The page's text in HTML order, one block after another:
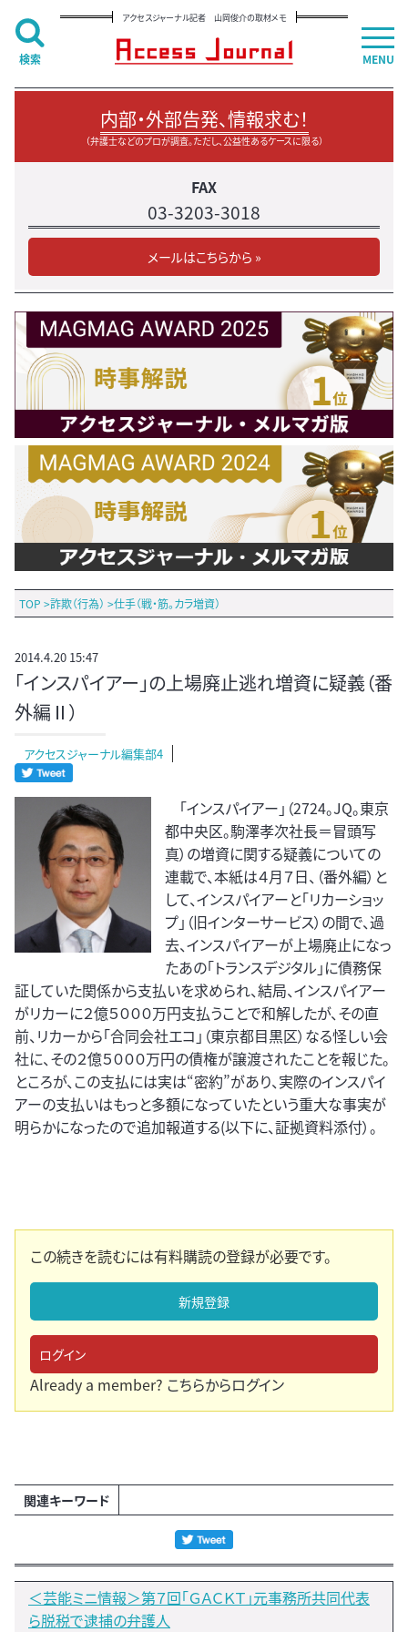
アクセスジャーナル記者 山岡俊介の取材メモ
内部・外部告発、情報求む！
（弁護士などのプロが調査。ただし、公益性あるケースに限る）
FAX
03-3203-3018
メールはこちらから »
TOP >詐欺（行為） >仕手（戦・筋。カラ増資）
2014.4.20 15:47
「インスパイアー」の上場廃止逃れ増資に疑義（番
外編Ⅱ）
アクセスジャーナル編集部4
「インスパイアー」（2724。JQ。東京
都中央区。駒澤孝次社長＝冒頭写
真）の増資に関する疑義についての
連載で、本紙は４月７日、（番外編）と
して、インスパイアーと「リカーショッ
プ」（旧インターサービス）の間で、過
去、インスパイアーが上場廃止になっ
たあの「トランスデジタル」に債務保
証していた関係から支払いを求められ、結局、インスパイアー
がリカーに２億５０００万円支払うことで和解したが、その直
前、リカーから「合同会社エコ」（東京都目黒区）なる怪しい会
社に、その２億５０００万円の債権が譲渡されたことを報じた。
ところが、この支払には実は“密約”があり、実際のインスパイ
アーの支払いはもっと多額になっていたという重大な事実が
明らかになったので追加報道する(以下に、証拠資料添付）。
この続きを読むには有料購読の登録が必要です。
新規登録
ログイン
Already a member? こちらからログイン
関連キーワード
＜芸能ミニ情報＞第７回「ＧＡＣＫＴ」元事務所共同代表
ら脱税で逮捕の弁護人
MENU
検索